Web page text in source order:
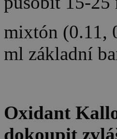
mixtón (0.11,
ml základní
Oxidant
dokoupit